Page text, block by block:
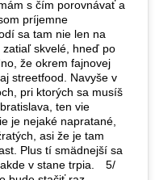
s čím porovnávať a
príjemne
sa tam nie len na
skvelé, hneď po
že okrem fajnovej
streetfood. Navyše v
pri ktorých sa musíš
ten vie
je nejaké napratané,
asi že je tam
Plus tí smädnejší sa
v stane trpia.⠀ 5/